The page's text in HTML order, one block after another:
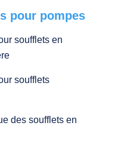
pour pompes
soufflets en
soufflets
des soufflets en